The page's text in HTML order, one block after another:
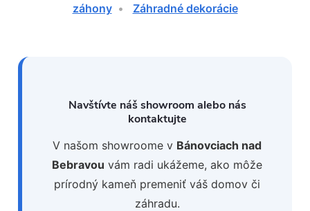
záhony • Záhradné dekorácie
Navštívte náš showroom alebo nás
kontaktujte
V našom showroome v Bánovciach nad
Bebravou vám radi ukážeme, ako môže
prírodný kameň premeniť váš domov či
záhradu.